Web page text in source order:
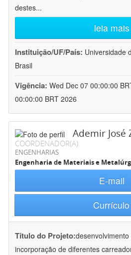
destes...
leia mais
Instituição/UF/País: Universidade
Brasil
Vigência: Wed Dec 07 00:00:00
00:00:00 BRT 2026
Ademir José
COORDENADOR(A)
ENGENHARIAS
Engenharia de Materiais e
E-mail
Currículo
Título do Projeto:
incorporação de diferentes